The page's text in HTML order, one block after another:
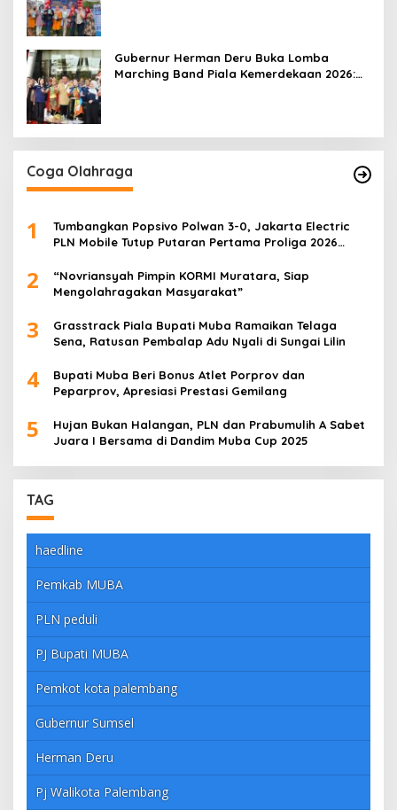
Gubernur Herman Deru Buka Lomba
Marching Band Piala Kemerdekaan 2026:
Coga Olahraga
1
Tumbangkan Popsivo Polwan 3-0, Jakarta Electric
PLN Mobile Tutup Putaran Pertama Proliga 2026
2
“Novriansyah Pimpin KORMI Muratara, Siap
Mengolahragakan Masyarakat”
3
Grasstrack Piala Bupati Muba Ramaikan Telaga
Sena, Ratusan Pembalap Adu Nyali di Sungai Lilin
4
Bupati Muba Beri Bonus Atlet Porprov dan
Peparprov, Apresiasi Prestasi Gemilang
5
Hujan Bukan Halangan, PLN dan Prabumulih A Sabet
Juara I Bersama di Dandim Muba Cup 2025
TAG
haedline
Pemkab MUBA
PLN peduli
PJ Bupati MUBA
Pemkot kota palembang
Gubernur Sumsel
Herman Deru
Pj Walikota Palembang